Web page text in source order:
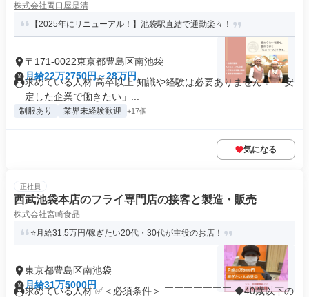
株式会社両口屋是清
【2025年にリニューアル！】池袋駅直結で通勤楽々！
〒171-0022東京都豊島区南池袋
月給22万2750円～28万円
求めている人材 高卒以上 知識や経験は必要ありません！ 「安
定した企業で働きたい」...
制服あり 業界未経験歓迎 +17個
気になる
正社員
西武池袋本店のフライ専門店の接客と製造・販売
株式会社宮崎食品
⭐月給31.5万円/稼ぎたい20代・30代が主役のお店！
東京都豊島区南池袋
月給31万5000円
求めている人材 ✅＜必須条件＞ ￣￣￣￣￣￣￣ ◆40歳以下の